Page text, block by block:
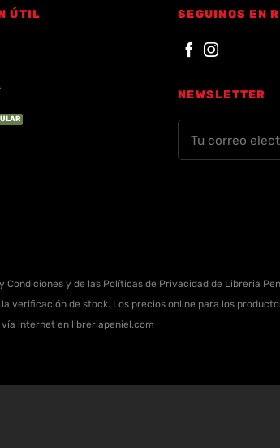
ÚTIL SEGUINOS EN
NEWSLETTER
y de las Políticas de Privacidad de Libreria
verificación de stock. Los precios online para los
internet en libreriapeniel.com